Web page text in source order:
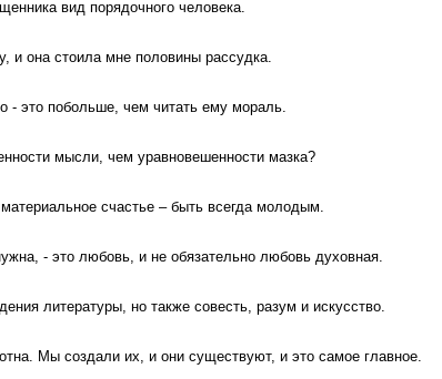
вид порядочного человека.
и она стоила мне половины рассудка.
- это побольше, чем читать ему мораль.
мысли, чем уравновешенности мазка?
счастье – быть всегда молодым.
- это любовь, и не обязательно любовь духовная.
литературы, но также совесть, разум и искусство.
Мы создали их, и они существуют, и это самое главное.